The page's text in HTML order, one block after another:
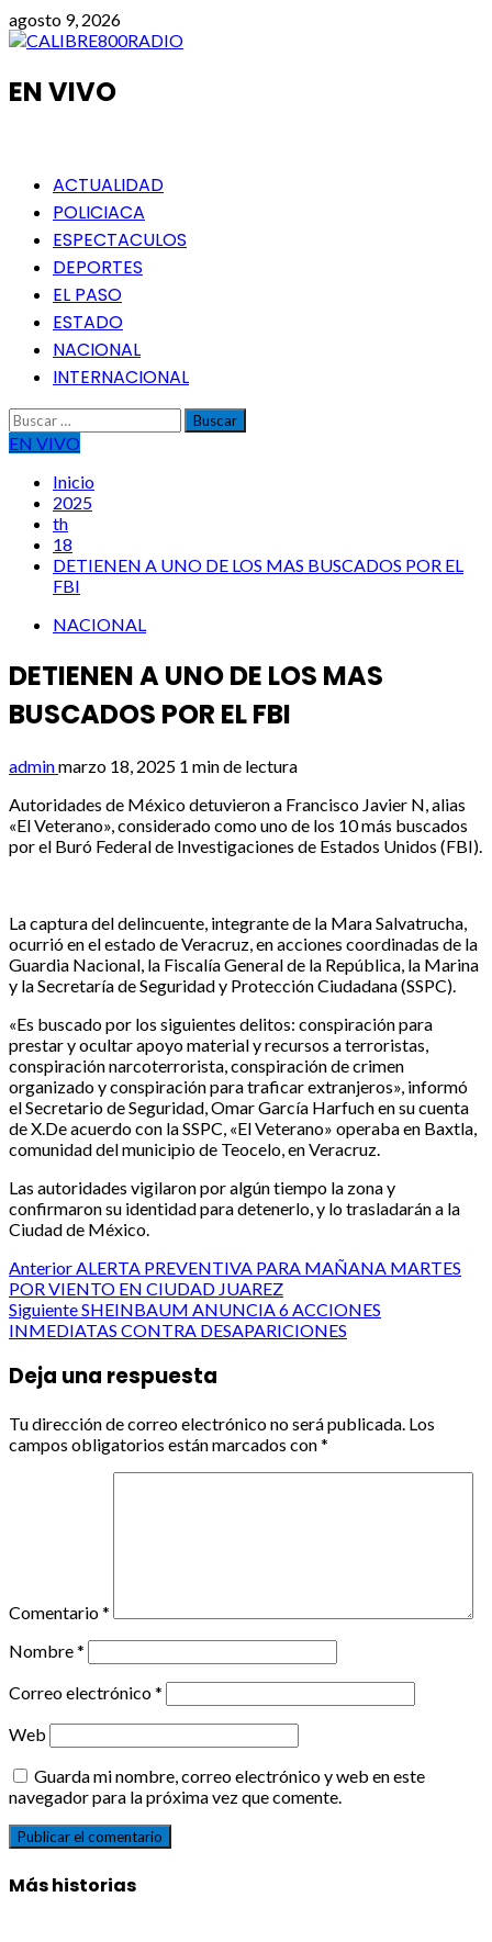
Saltar
al
agosto 9, 2026
EN VIVO
Menú
principal
ACTUALIDAD
POLICIACA
ESPECTACULOS
DEPORTES
EL PASO
ESTADO
NACIONAL
INTERNACIONAL
Buscar:
EN VIVO
Inicio
2025
th
18
DETIENEN A UNO DE LOS MAS BUSCADOS POR EL
FBI
NACIONAL
DETIENEN A UNO DE LOS MAS
BUSCADOS POR EL FBI
adminmarzo 18, 2025 1 min de lectura
Autoridades de México detuvieron a Francisco Javier N, alias
«El Veterano», considerado como uno de los 10 más buscados
por el Buró Federal de Investigaciones de Estados Unidos (FBI).
La captura del delincuente, integrante de la Mara Salvatrucha,
ocurrió en el estado de Veracruz, en acciones coordinadas de la
Guardia Nacional, la Fiscalía General de la República, la Marina
y la Secretaría de Seguridad y Protección Ciudadana (SSPC).
«Es buscado por los siguientes delitos: conspiración para
prestar y ocultar apoyo material y recursos a terroristas,
conspiración narcoterrorista, conspiración de crimen
organizado y conspiración para traficar extranjeros», informó
el Secretario de Seguridad, Omar García Harfuch en su cuenta
de X.De acuerdo con la SSPC, «El Veterano» operaba en Baxtla,
comunidad del municipio de Teocelo, en Veracruz.
Las autoridades vigilaron por algún tiempo la zona y
confirmaron su identidad para detenerlo, y lo trasladarán a la
Ciudad de México.
Post
navigation
Anterior ALERTA PREVENTIVA PARA MAÑANA MARTES
POR VIENTO EN CIUDAD JUAREZ
SiguienteSHEINBAUM ANUNCIA 6 ACCIONES
INMEDIATAS CONTRA DESAPARICIONES
Deja una respuesta
Tu dirección de correo electrónico no será publicada. Los
campos obligatorios están marcados con*
Comentario*
Nombre*
Correo electrónico*
Web
Guarda mi nombre, correo electrónico y web en este
navegador para la próxima vez que comente.
Más historias